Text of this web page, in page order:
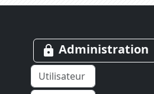
lock Administration